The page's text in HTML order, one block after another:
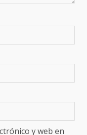
y web en